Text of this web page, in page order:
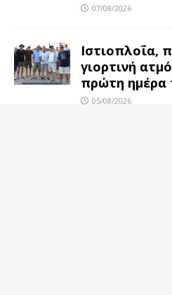
07/08/2026
Ιστιοπλοΐα,
γιορτινή
πρώτη ημέρα
05/08/2026